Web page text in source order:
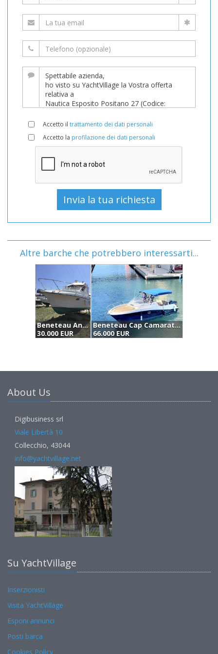
Accetto il trattamento dei dati personali
Accetto la profilazione dei dati personali
Altre barche che potrebbero interessarti...
Beneteau Antares 805 (1991)
30.000 EUR
Beneteau Cap Camarat 8.5 Wa (2012)
66.000 EUR
About Us
Digibusiness srl
Viale Libertà 10
Collecchio, 43044
info@yachtvillage.net
Su YachtVillage
Inserzionisti
Visita YachtVillage
Esponi annunci
Posti barca
Cookies Policy